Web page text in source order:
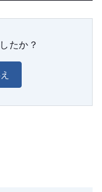
たか？